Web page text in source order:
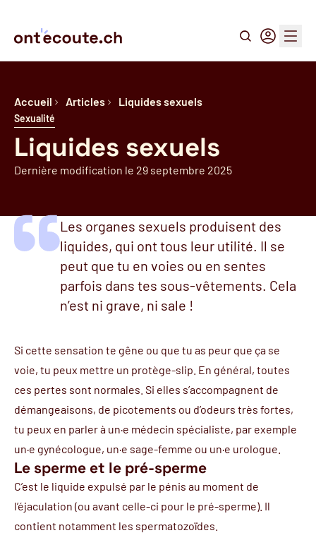
Recherche
Connexion
Menu
Accueil Articles Liquides sexuels
Sexualité
Liquides sexuels
Dernière modification le 29 septembre 2025
Les organes sexuels produisent des
liquides, qui ont tous leur utilité. Il se
peut que tu en voies ou en sentes
parfois dans tes sous-vêtements. Cela
n’est ni grave, ni sale !
Si cette sensation te gêne ou que tu as peur que ça se
voie, tu peux mettre un protège-slip. En général, toutes
ces pertes sont normales. Si elles s’accompagnent de
démangeaisons, de picotements ou d’odeurs très fortes,
tu peux en parler à un·e médecin spécialiste, par exemple
un·e gynécologue, un·e sage-femme ou un·e urologue.
Le sperme et le pré-sperme
C’est le liquide expulsé par le pénis au moment de
l’éjaculation (ou avant celle-ci pour le pré-sperme). Il
contient notamment les spermatozoïdes